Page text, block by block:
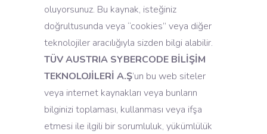
oluyorsunuz. Bu kaynak, isteğiniz
doğrultusunda veya “cookies” veya diğer
teknolojiler aracılığıyla sizden bilgi alabilir.
TÜV AUSTRIA SYBERCODE BİLİŞİM
TEKNOLOJİLERİ A.Ş’un bu web siteler
veya internet kaynakları veya bunların
bilginizi toplaması, kullanması veya ifşa
etmesi ile ilgili bir sorumluluk, yükümlülük